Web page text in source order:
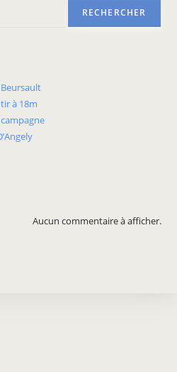
RECHERCHER
à 18m
Aucun commentaire à afficher.